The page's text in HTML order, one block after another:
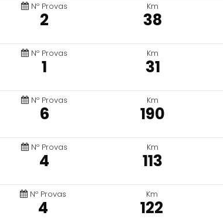
Nº Provas
2
Km
38
Nº Provas
1
Km
31
Nº Provas
6
Km
190
Nº Provas
4
Km
113
Nº Provas
4
Km
122